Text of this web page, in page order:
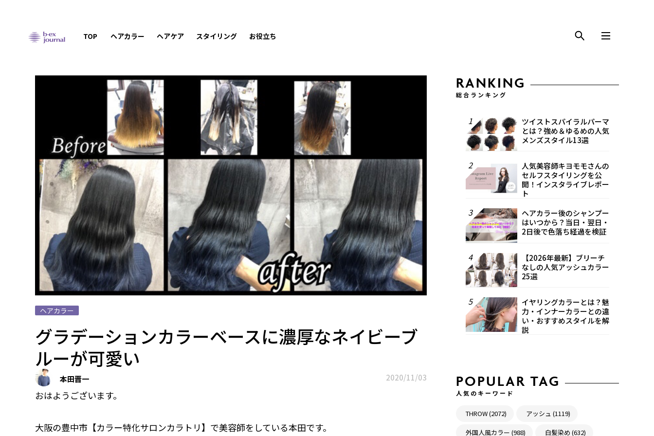
TOP ヘアカラー ヘアケア スタイリング お役立ち
ヘアカラー
グラデーションカラーベースに濃厚なネイビーブ
ルーが可愛い
本田晋一 2020/11/03
おはようございます。
大阪の豊中市【カラー特化サロンカラトリ】で美容師をしている本田です。
RANKING
総合ランキング
1
ツイストスパイラルパーマ
とは？強め＆ゆるめの人気
メンズスタイル13選
2
人気美容師キヨモモさんの
セルフスタイリングを公
開！インスタライブレポー
ト
3
ヘアカラー後のシャンプー
はいつから？当日・翌日・
2日後で色落ち経過を検証
4
【2026年最新】ブリーチ
なしの人気アッシュカラー
25選
5
イヤリングカラーとは？魅
力・インナーカラーとの違
い・おすすめスタイルを解
説
POPULAR TAG
人気のキーワード
THROW (2072) アッシュ (1119)
外国人風カラー (988) 白髪染め (632)